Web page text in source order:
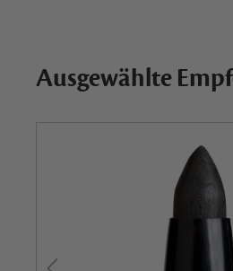
Ausgewählte